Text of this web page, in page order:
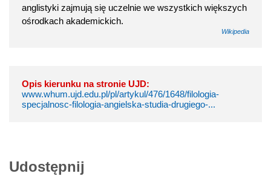
anglistyki zajmują się uczelnie we wszystkich większych
ośrodkach akademickich.
Wikipedia
Opis kierunku na stronie UJD:
www.whum.ujd.edu.pl/pl/artykul/476/1648/filologia-
specjalnosc-filologia-angielska-studia-drugiego-...
Udostępnij